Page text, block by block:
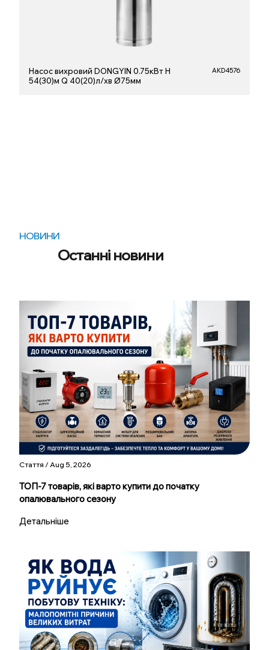
Насос вихровий DONGYIN 0.75кВт H
54(30)м Q 40(20)л/хв Ø75мм
AKD4576
НОВИНИ
Останні новини
Стаття / Aug 5, 2026
ТОП-7 товарів, які варто купити до початку
опалювального сезону
Детальніше